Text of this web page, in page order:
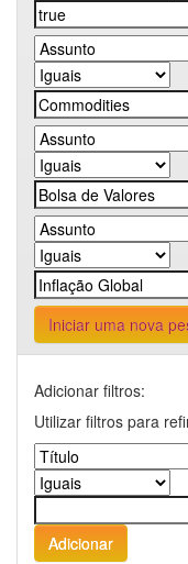
Iniciar uma nova
Adicionar filtros:
Utilizar filtros para